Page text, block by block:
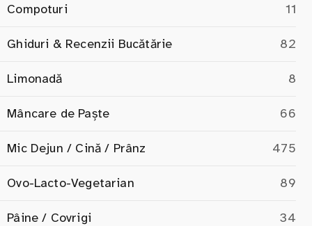
Compoturi 11
Ghiduri & Recenzii Bucătărie 82
Limonadă 8
Mâncare de Paște 66
Mic Dejun / Cină / Prânz 475
Ovo-Lacto-Vegetarian 89
Pâine / Covrigi 34